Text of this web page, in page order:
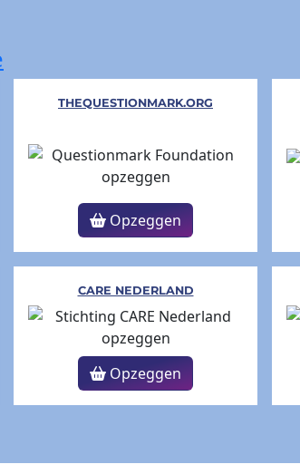
THEQUESTIONMARK.ORG
Opzeggen
CARE NEDERLAND
Opzeggen